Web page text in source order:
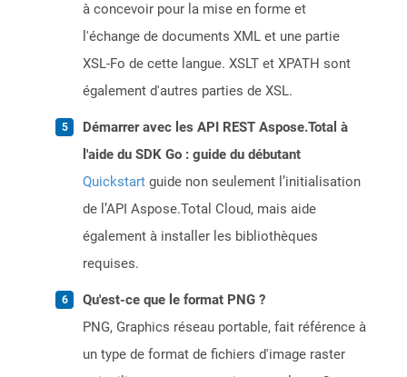
à concevoir pour la mise en forme et
l'échange de documents XML et une partie
XSL-Fo de cette langue. XSLT et XPATH sont
également d'autres parties de XSL.
Démarrer avec les API REST Aspose.Total à
l'aide du SDK Go : guide du débutant
Quickstart guide non seulement l’initialisation
de l’API Aspose.Total Cloud, mais aide
également à installer les bibliothèques
requises.
Qu'est-ce que le format PNG ?
PNG, Graphics réseau portable, fait référence à
un type de format de fichiers d'image raster